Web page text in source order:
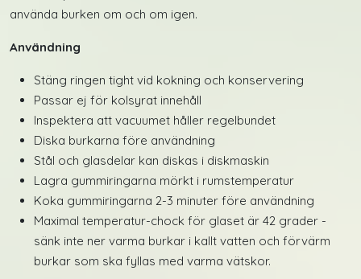
använda burken om och om igen.
Användning
Stäng ringen tight vid kokning och konservering
Passar ej för kolsyrat innehåll
Inspektera att vacuumet håller regelbundet
Diska burkarna före användning
Stål och glasdelar kan diskas i diskmaskin
Lagra gummiringarna mörkt i rumstemperatur
Koka gummiringarna 2-3 minuter före användning
Maximal temperatur-chock för glaset är 42 grader -
sänk inte ner varma burkar i kallt vatten och förvärm
burkar som ska fyllas med varma vätskor.